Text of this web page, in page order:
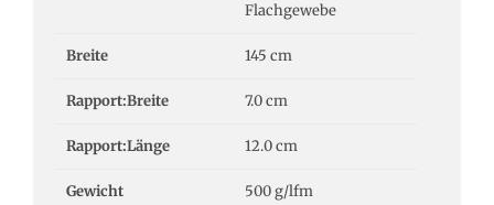
Flachgewebe
Breite 145 cm
Rapport:Breite 7.0 cm
Rapport:Länge 12.0 cm
Gewicht 500 g/lfm